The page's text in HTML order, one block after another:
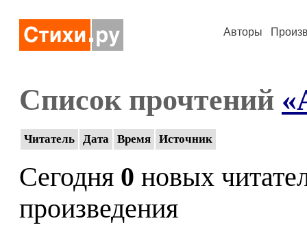
Авторы
Список прочтений
Читатель Дата Время Источник
Сегодня 0 новых
произведения